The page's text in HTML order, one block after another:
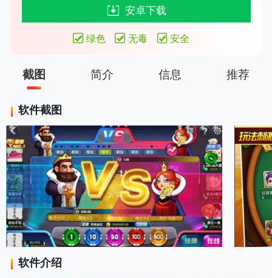
安卓下载
绿色 无毒 安全
截图 简介 信息 推荐
软件截图
软件介绍